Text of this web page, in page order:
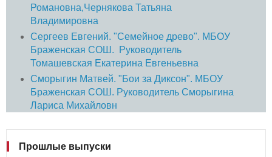
Романовна,Чернякова Татьяна
Владимировна
Сергеев Евгений. "Семейное древо". МБОУ
Браженская СОШ. Руководитель
Томашевская Екатерина Евгеньевна
Сморыгин Матвей. "Бои за Диксон". МБОУ
Браженская СОШ. Руководитель Сморыгина
Лариса Михайловн
Прошлые выпуски